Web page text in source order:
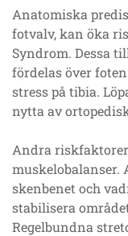
Anatomiska
fotvalv, kan öka
Syndrom. Dessa
fördelas över
stress på tibia.
nytta av
Andra
skenbenet och
stabilisera
Regelbundna